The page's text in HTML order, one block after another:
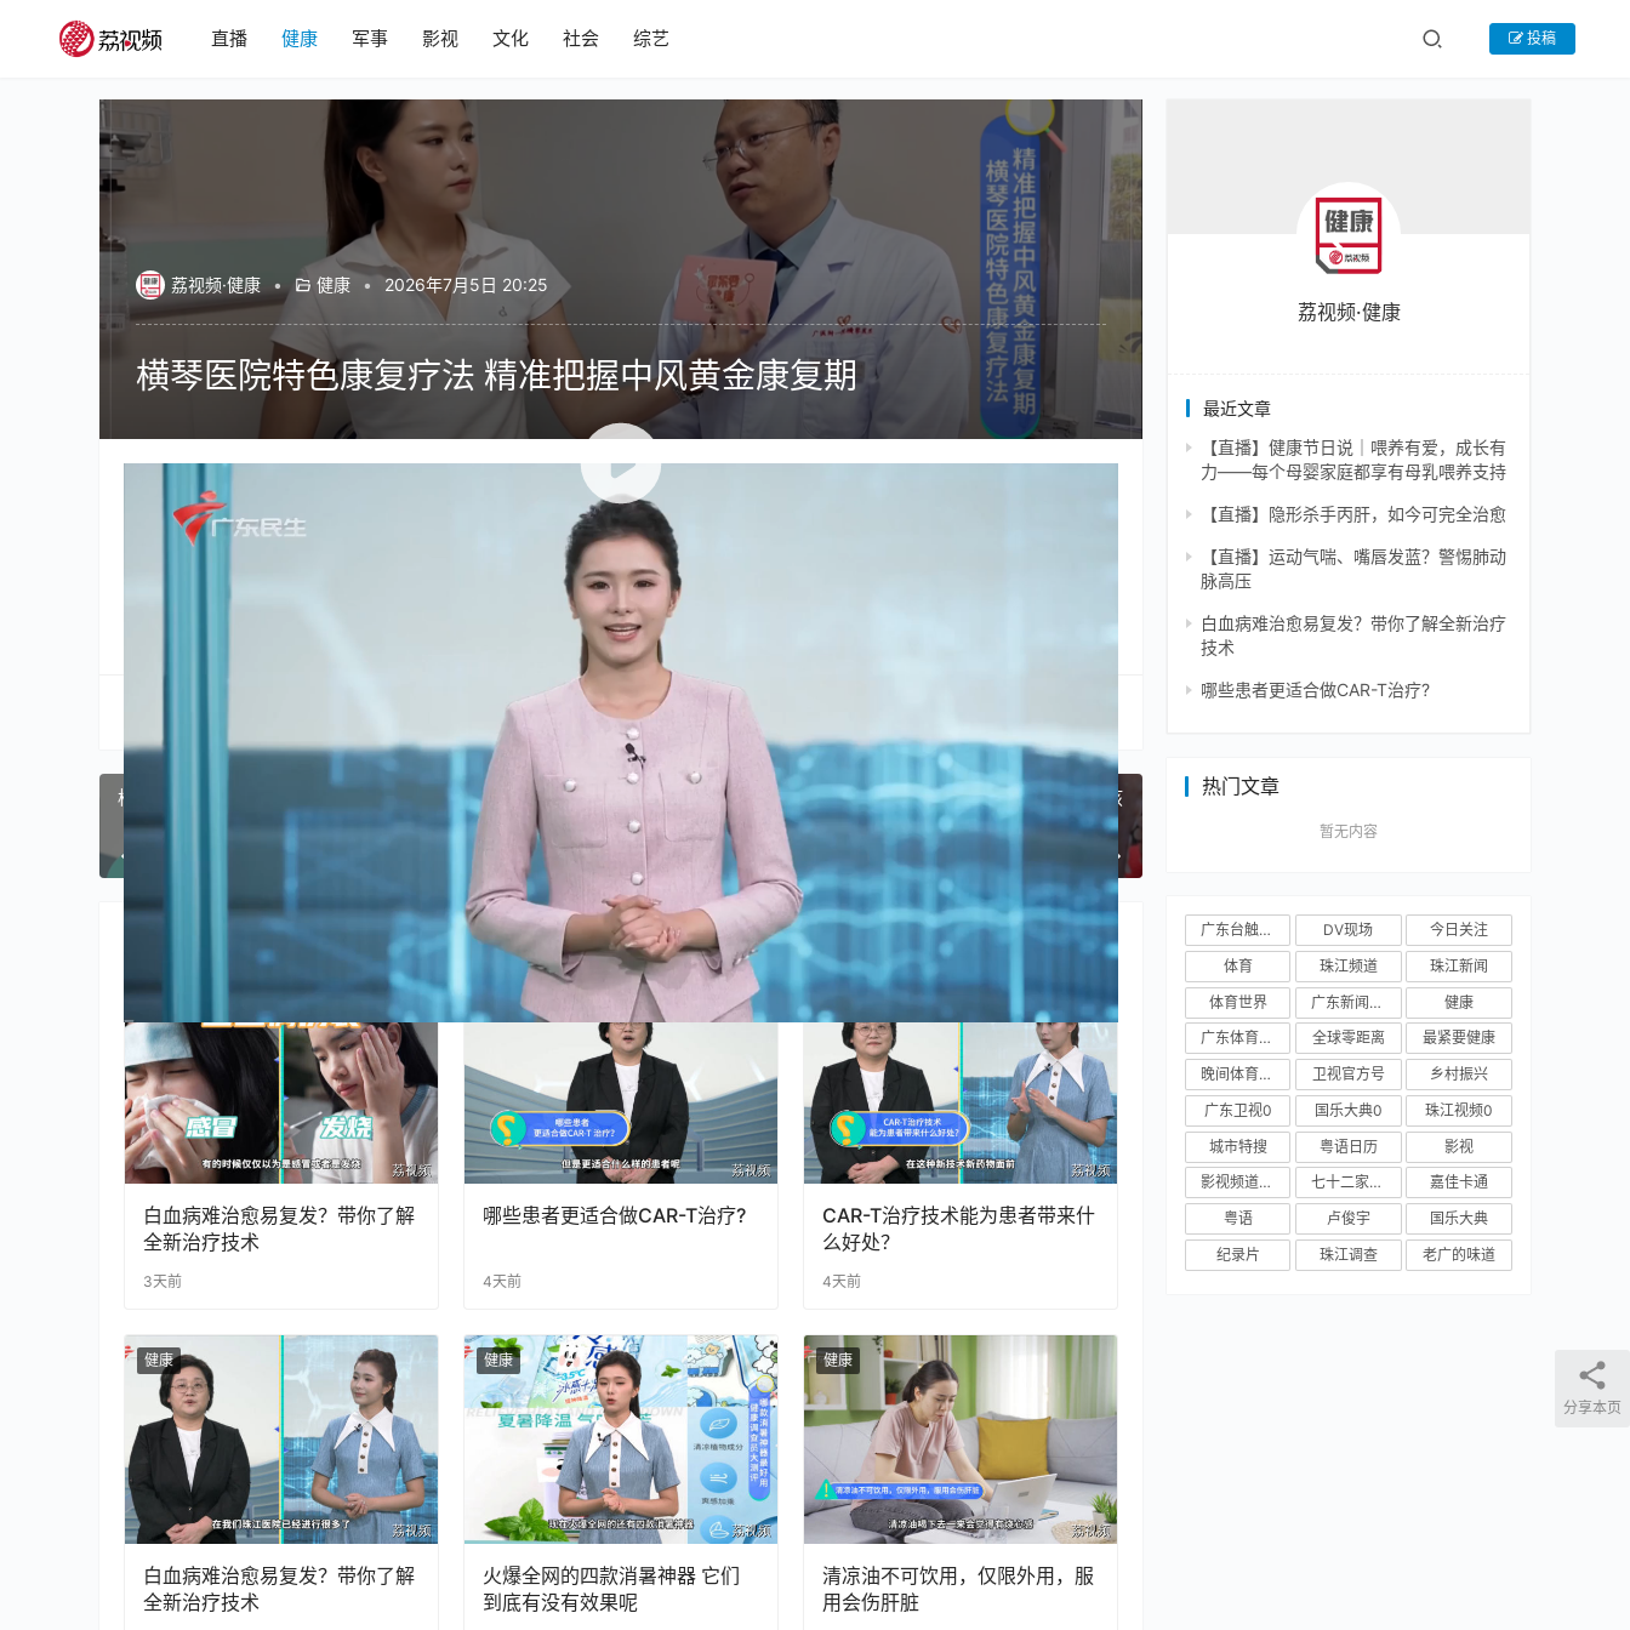
直播 健康 军事 影视 文化 社会 综艺 投稿
荔视频·健康 • 健康 • 2026年7月5日 20:25
横琴医院特色康复疗法 精准把握中风黄金康复期
00:00 / 06:30
健康 最紧要健康
赞(0)
横琴医院特色中西医结合疗法 帮你抓住中风康复黄金期
2026年7月5日 20:21
从渔船到嘴边不到半小时，湛江徐闻这市集，鲜得大人小孩
都不想走~ #老广的味道 #纪录片 #湛江美食 #
2026年7月6日 18:00
白血病难治愈易复发？带你了解
全新治疗技术
3天前
健康
哪些患者更适合做CAR-T治疗?
4天前
CAR-T治疗技术能为患者带来什
么好处？
4天前
健康
白血病难治愈易复发？带你了解
全新治疗技术
健康
火爆全网的四款消暑神器 它们
到底有没有效果呢
健康
清凉油不可饮用，仅限外用，服
用会伤肝脏
荔视频·健康
最近文章
【直播】健康节日说｜喂养有爱，成长有
力——每个母婴家庭都享有母乳喂养支持
【直播】隐形杀手丙肝，如今可完全治愈
【直播】运动气喘、嘴唇发蓝？警惕肺动
脉高压
白血病难治愈易复发？带你了解全新治疗
技术
哪些患者更适合做CAR-T治疗?
热门文章
暂无内容
广东台触电新闻 DV现场
今日关注
体育
珠江频道
珠江新闻
体育世界
广东新闻频道
健康
广东体育频道
全球零距离
最紧要健康
晚间体育新闻
卫视官方号
乡村振兴
广东卫视0
国乐大典0
珠江视频0
城市特搜
粤语日历
影视
影视频道新媒体
七十二家房客
嘉佳卡通
粤语
卢俊宇
国乐大典
纪录片
珠江调查 老广的味道
分享本页